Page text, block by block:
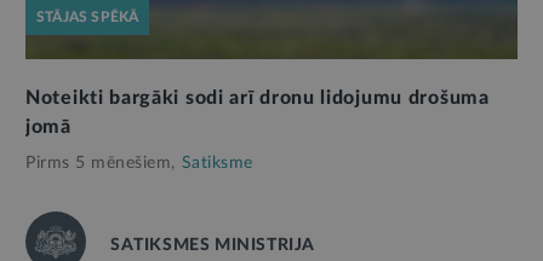
STĀJAS SPĒKĀ
Noteikti bargāki sodi arī dronu lidojumu drošuma
jomā
Pirms 5 mēnešiem, Satiksme
SATIKSMES MINISTRIJA